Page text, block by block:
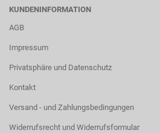
KUNDENINFORMATION
AGB
Impressum
Privatsphäre und Datenschutz
Kontakt
Versand - und Zahlungsbedingungen
Widerrufsrecht und Widerrufsformular